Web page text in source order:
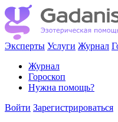
Эксперты Услуги Журнал
Журнал
Гороскоп
Нужна помощь?
Войти Зарегистрироваться